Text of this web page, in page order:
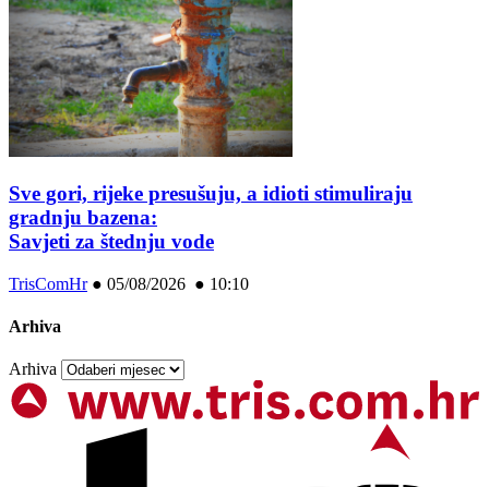
Sve gori, rijeke presušuju, a idioti stimuliraju
gradnju bazena:
Savjeti za štednju vode
TrisComHr● 05/08/2026 ● 10:10
Arhiva
Arhiva